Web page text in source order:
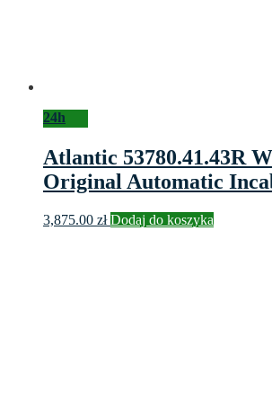
24h
Atlantic 53780.41.43R
Original Automatic
3,875.00 zł Dodaj do koszyka